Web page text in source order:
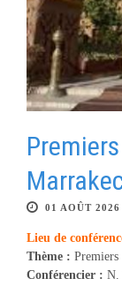
01 AOÛT
Lieu de
Thème :
Conférencier : N.